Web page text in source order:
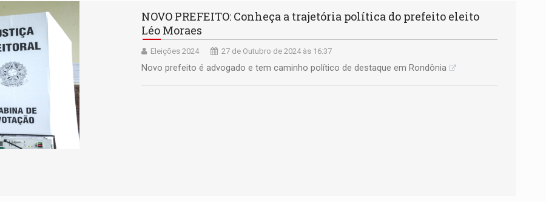
NOVO PREFEITO: Conheça a trajetória política do prefeito eleito
Léo Moraes
Eleições 2024 27 de Outubro de 2024 às 16:37
Novo prefeito é advogado e tem caminho político de destaque em Rondônia